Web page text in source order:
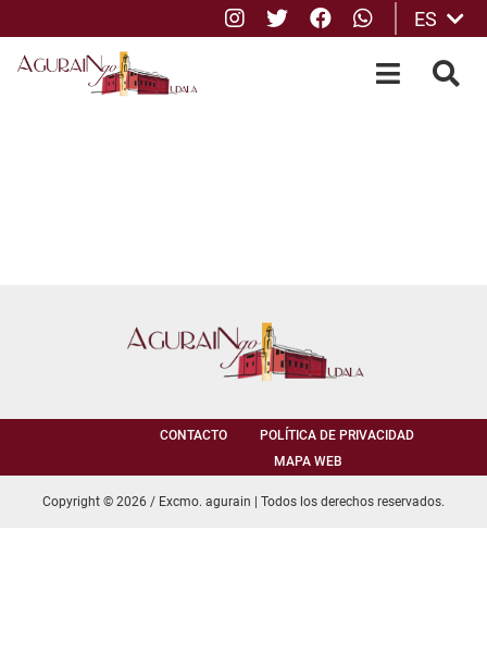
Instagram
TwitterFacebook
whatsApp
ES
OPEN-
CONTACTO
POLÍTICA DE PRIVACIDAD
MAPA WEB
Copyright © 2026 / Excmo. agurain | Todos los derechos reservados.